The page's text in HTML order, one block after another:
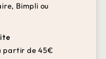
Bimpli ou
partir de 45€